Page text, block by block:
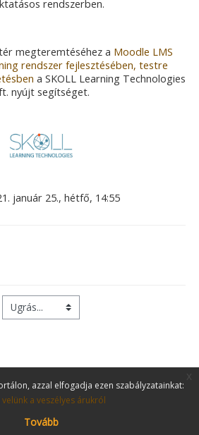
rendszerben.
megteremtéséhez a Moodle LMS
rendszer fejlesztésében, testre
a SKOLL Learning Technologies
nyújt segítséget.
január 25., hétfő, 14:55
Ugrás...
azzal elfogadja ezen szabályzatainkat:
a veszélyes árukról
Tovább